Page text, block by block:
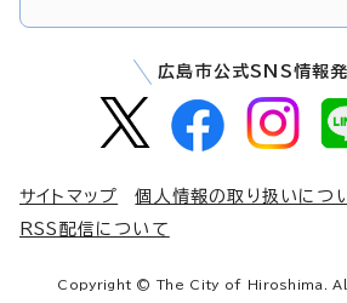
広島市公式SNS情報
サイトマップ 個人情報の取り扱いにつ
RSS配信について
Copyright © The City of Hiroshima.